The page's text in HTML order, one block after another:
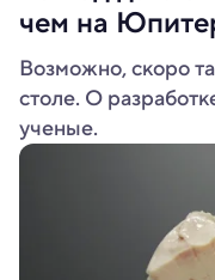
чем на
Возможно, скоро
столе. О
ученые.